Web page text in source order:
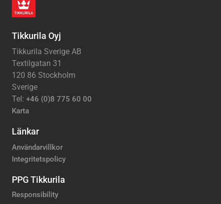
Tikkurila Oyj
Tikkurila Sverige AB
Textilgatan 31
120 86 Stockholm
Sverige
Tel: +46 (0)8 775 60 00
Karta
Länkar
Användarvillkor
Integritetspolicy
PPG Tikkurila
Responsibility